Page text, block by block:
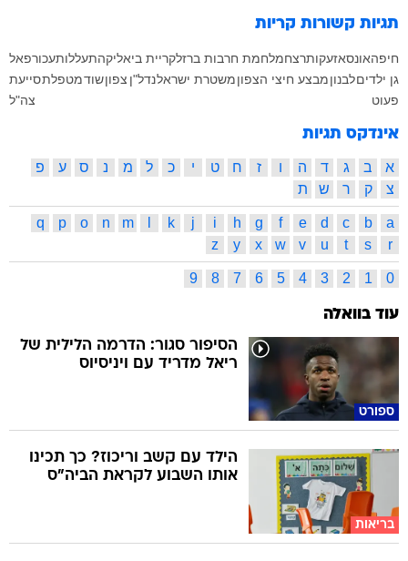
תגיות קשורות קריות
חיפהאונסאזעקותרצחמלחמת חרבות ברזלקריית ביאליקהתעללותעכורפאל
גן ילדיםלבנוןמבצע חיצי הצפוןמשטרת ישראלנדל"ן צפוןשודמטפלתסייעת
פעוט
צה"ל
אינדקס תגיות
א ב ג ד ה ו ז ח ט י כ ל מ נ ס ע
פ
צ
ק ר ש ת
a
b
c
d
e
f
g
h
i
j
k
m
n
o
p
q
r
s
t
u
v
w
x
y
z
0
1
2
3
4
5
6
7
8
9
עוד בוואלה
ספורט
הסיפור סגור: הדרמה הלילית של
ריאל מדריד עם ויניסיוס
בריאות
הילד עם קשב וריכוז? כך תכינו
אותו השבוע לקראת הביה"ס